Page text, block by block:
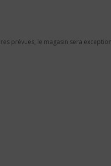
prévues, le magasin sera